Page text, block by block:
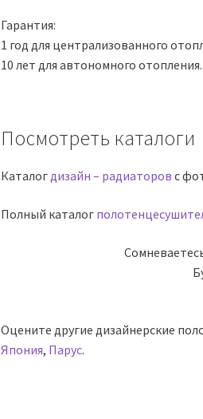
Гарантия:
1 год для централизованного
10 лет для автономного отопления.
Посмотреть каталоги
Каталогдизайн – радиаторов с
Полный каталог
Оцените другие дизайнерские
Япония, Парус.